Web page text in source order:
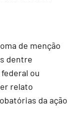
de menção
dentre
ou
relato
da ação